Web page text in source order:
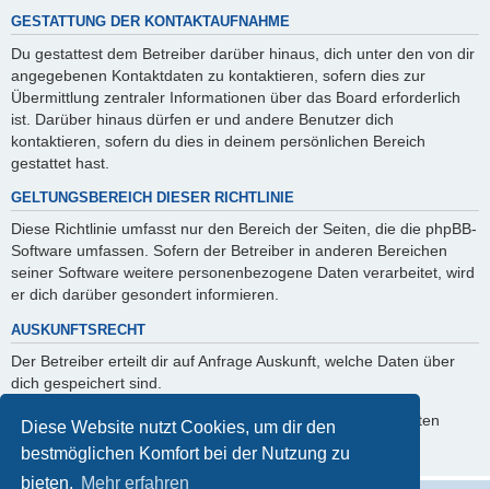
Diese Website nutzt Cookies, um dir den
bestmöglichen Komfort bei der Nutzung zu
bieten. Mehr erfahren
GESTATTUNG DER KONTAKTAUFNAHME
Du gestattest dem Betreiber darüber hinaus, dich unter den von dir
angegebenen Kontaktdaten zu kontaktieren, sofern dies zur
Übermittlung zentraler Informationen über das Board erforderlich
ist. Darüber hinaus dürfen er und andere Benutzer dich
kontaktieren, sofern du dies in deinem persönlichen Bereich
gestattet hast.
GELTUNGSBEREICH DIESER RICHTLINIE
Diese Richtlinie umfasst nur den Bereich der Seiten, die die phpBB-
Software umfassen. Sofern der Betreiber in anderen Bereichen
seiner Software weitere personenbezogene Daten verarbeitet, wird
er dich darüber gesondert informieren.
AUSKUNFTSRECHT
Der Betreiber erteilt dir auf Anfrage Auskunft, welche Daten über
dich gespeichert sind.
Du kannst jederzeit die Löschung bzw. Sperrung deiner Daten
verlangen. Kontaktiere hierzu bitte den Betreiber.